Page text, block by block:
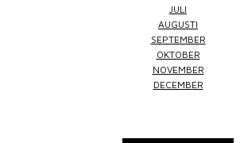
JULI
AUGUSTI
SEPTEMBER
OKTOBER
NOVEMBER
DECEMBER